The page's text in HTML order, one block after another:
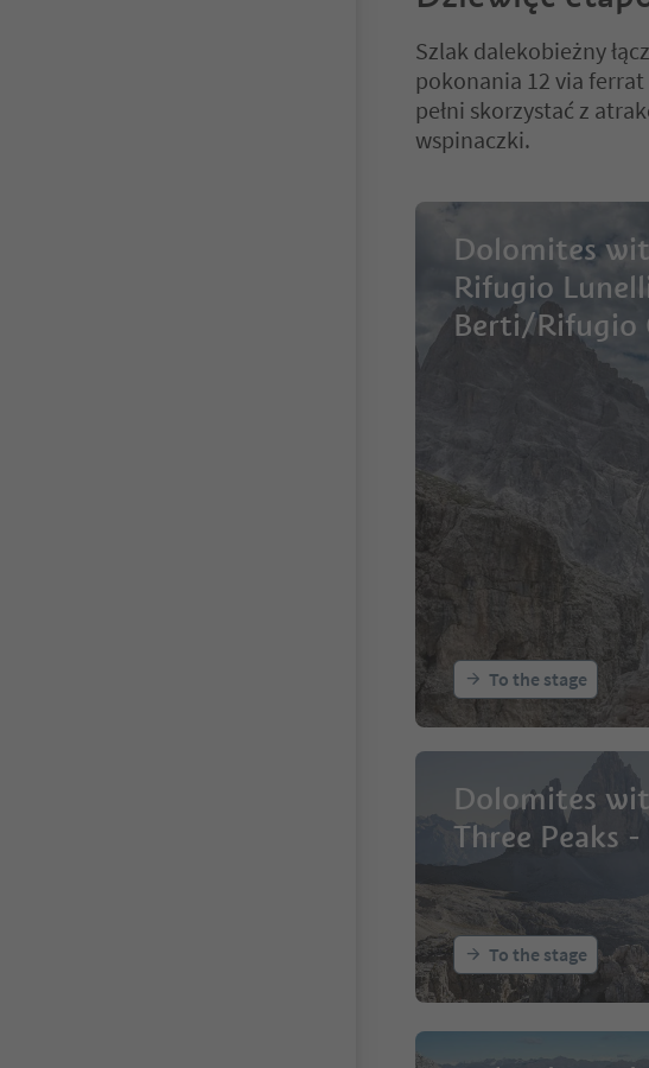
Szlak dalekobieżny
pokonania 12 via
pełni skorzystać z
wspinaczki.
Dolomites
Rifugio
Berti/Rifugio
To the stage
Dolomites
Three Peaks
To the stage